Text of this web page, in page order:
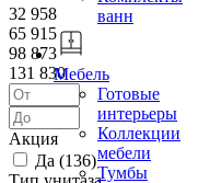
ванн
Мебель
Готовые
интерьеры
Коллекции
мебели
Тумбы
32 958
65 915
98 873
131 830
Акция
Да (136)